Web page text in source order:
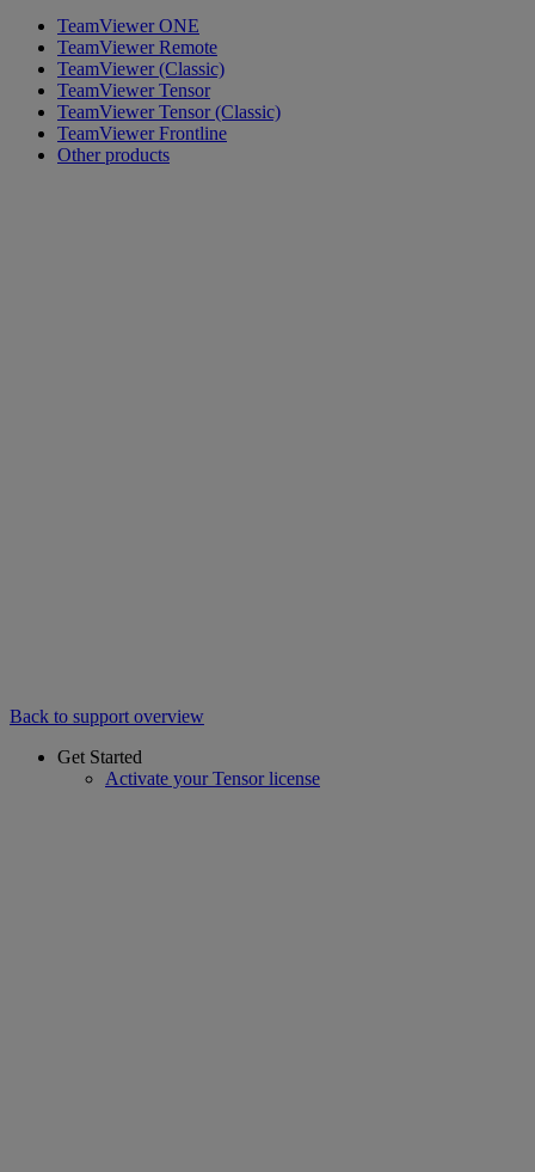
TeamViewer ONE
TeamViewer Remote
TeamViewer (Classic)
TeamViewer Tensor
TeamViewer Tensor (Classic)
TeamViewer Frontline
Other products
Back to support overview
Get Started
Activate your Tensor license